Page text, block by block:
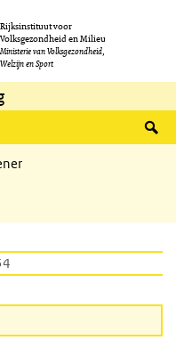
Rijksinstituut voor
Volksgezondheid en Milieu
Ministerie van Volksgezondheid,
Welzijn en Sport